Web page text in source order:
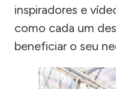
inspiradores e
como cada um
beneficiar o seu